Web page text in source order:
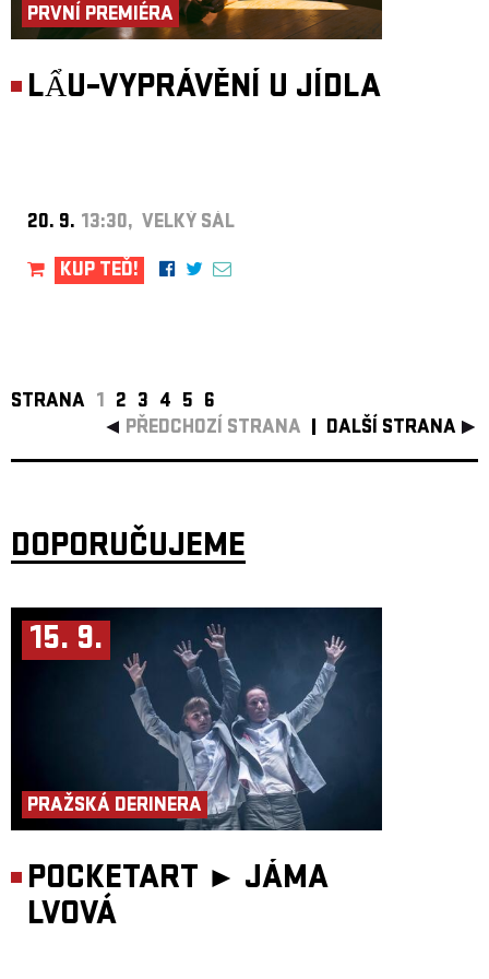
PRVNÍ PREMIÉRA
LẨU–VYPRÁVĚNÍ U JÍDLA
20. 9. 13:30, VELKÝ SÁL
KUP TEĎ!
STRANA 1 2 3 4 5 6
PŘEDCHOZÍ STRANA
DALŠÍ STRANA
DOPORUČUJEME
15. 9.
PRAŽSKÁ DERINERA
POCKETART ► JÁMA
LVOVÁ